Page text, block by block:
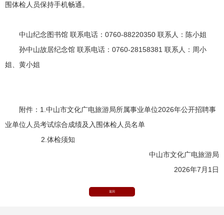
围体检人员保持手机畅通。
中山纪念图书馆 联系电话：0760-88220350 联系人：陈小姐
孙中山故居纪念馆 联系电话：0760-28158381 联系人：周小
姐、黄小姐
附件：1.中山市文化广电旅游局所属事业单位2026年公开招聘事
业单位人员考试综合成绩及入围体检人员名单
2.体检须知
中山市文化广电旅游局
2026年7月1日
返回